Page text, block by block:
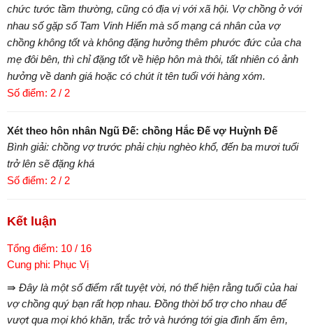
chức tước tầm thường, cũng có địa vị với xã hội. Vợ chồng ở với
nhau số gặp số Tam Vinh Hiển mà số mạng cá nhân của vợ
chồng không tốt và không đặng hưởng thêm phước đức của cha
mẹ đôi bên, thì chỉ đặng tốt về hiệp hôn mà thôi, tất nhiên có ảnh
hưởng về danh giá hoặc có chút ít tên tuổi với hàng xóm.
Số điểm: 2 / 2
Xét theo hôn nhân Ngũ Đế: chồng Hắc Đế vợ Huỳnh Đế
Bình giải: chồng vợ trước phải chịu nghèo khổ, đến ba mươi tuổi
trở lên sẽ đặng khá
Số điểm: 2 / 2
Kết luận
Tổng điểm: 10 / 16
Cung phi: Phục Vị
⇛ Đây là một số điểm rất tuyệt vời, nó thể hiện rằng tuổi của hai
vợ chồng quý bạn rất hợp nhau. Đồng thời bổ trợ cho nhau để
vượt qua mọi khó khăn, trắc trở và hướng tới gia đình ấm êm,